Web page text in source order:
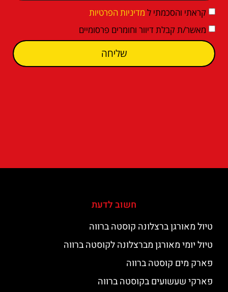
קראתי והסכמתי ל מדיניות הפרטיות
מאשר/ת קבלת דיוור וחומרים פרסומיים
שליחה
חשוב לדעת
טיול מאורגן ברצלונה קוסטה ברווה
טיול יומי מאורגן מברצלונה לקוסטה ברווה
פארק מים קוסטה ברווה
פארקי שעשועים בקוסטה ברווה